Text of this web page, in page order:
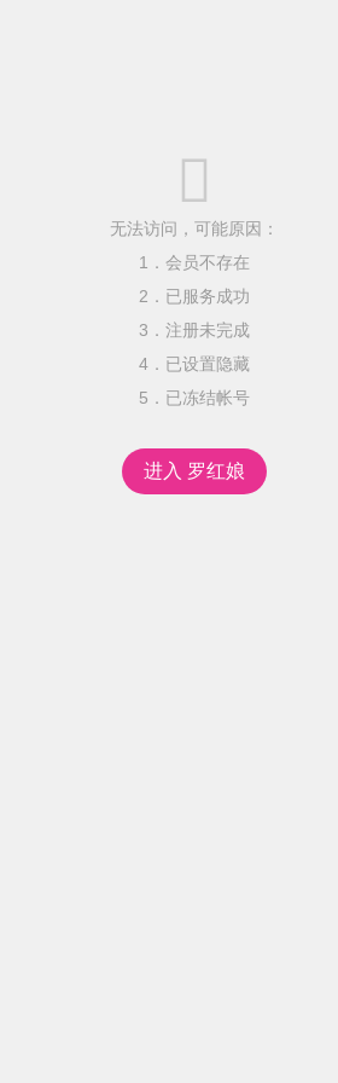

无法访问，可能原因：
1．会员不存在
2．已服务成功
3．注册未完成
4．已设置隐藏
5．已冻结帐号
进入 罗红娘